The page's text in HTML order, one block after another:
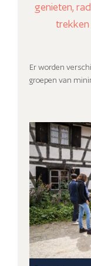
genieten,
Er worden
groepen van